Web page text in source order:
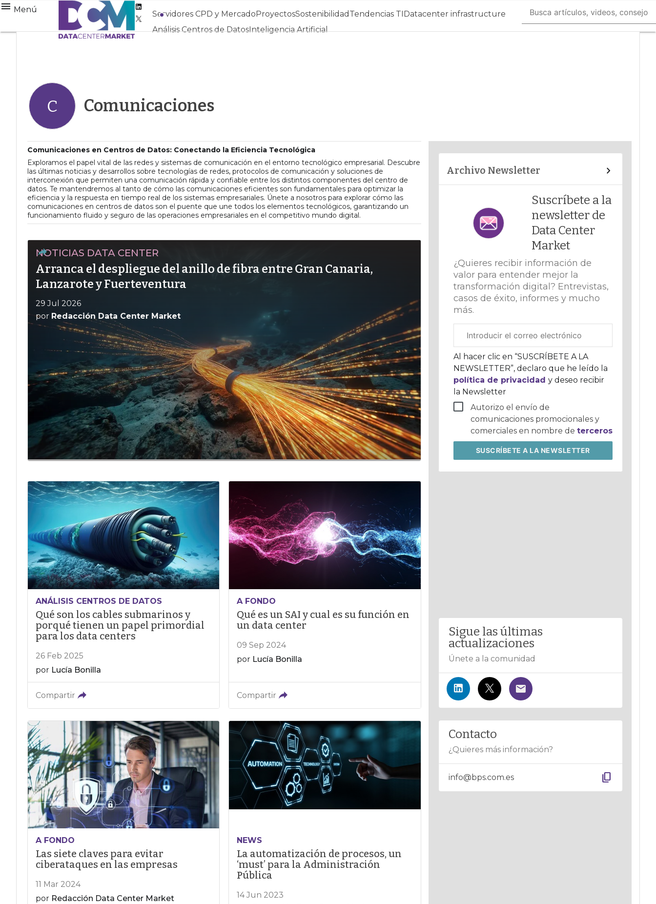
Menú
Twitter
Servidores CPD y MercadoProyectosSostenibilidad Tendencias TIDatacenter infrastructure
Análisis Centros de DatosInteligencia Artificial
C Comunicaciones
Comunicaciones en Centros de Datos: Conectando la Eficiencia Tecnológica
Exploramos el papel vital de las redes y sistemas de comunicación en el entorno tecnológico empresarial. Descubre
las últimas noticias y desarrollos sobre tecnologías de redes, protocolos de comunicación y soluciones de
interconexión que permiten una comunicación rápida y confiable entre los distintos componentes del centro de
datos. Te mantendremos al tanto de cómo las comunicaciones eficientes son fundamentales para optimizar la
eficiencia y la respuesta en tiempo real de los sistemas empresariales. Únete a nosotros para explorar cómo las
comunicaciones en centros de datos son el puente que une todos los elementos tecnológicos, garantizando un
funcionamiento fluido y seguro de las operaciones empresariales en el competitivo mundo digital.
NOTICIAS DATA CENTER
Arranca el despliegue del anillo de fibra entre Gran Canaria,
Lanzarote y Fuerteventura
29 Jul 2026
por Redacción Data Center Market
ANÁLISIS CENTROS DE DATOS
Qué son los cables submarinos y
porqué tienen un papel primordial
para los data centers
26 Feb 2025
por Lucía Bonilla
Compartir
A FONDO
Qué es un SAI y cual es su función en
un data center
09 Sep 2024
por Lucía Bonilla
Compartir
A FONDO
Las siete claves para evitar
ciberataques en las empresas
11 Mar 2024
por Redacción Data Center Market
NEWS
La automatización de procesos, un
‘must’ para la Administración
Pública
14 Jun 2023
Archivo Newsletter
Suscríbete a la
newsletter de
Data Center
Market
¿Quieres recibir información de
valor para entender mejor la
transformación digital? Entrevistas,
casos de éxito, informes y mucho
más.
electrónico
corporativo
Al hacer clic en “SUSCRÍBETE A LA
NEWSLETTER”, declaro que he leído la
política de privacidad y deseo recibir
la Newsletter
Autorizo el envío de
comunicaciones promocionales y
comerciales en nombre de terceros
SUSCRÍBETEA LA NEWSLETTER
Sigue las últimas
actualizaciones
Únete a la comunidad
Contacto
¿Quieres más información?
info@bps.com.es content_copy